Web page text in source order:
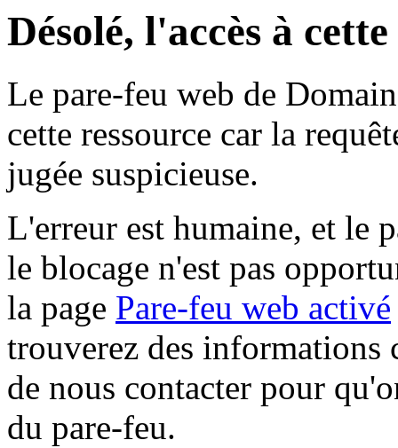
Désolé, l'accès à
Le pare-feu web de
cette ressource car la
jugée suspicieuse.
L'erreur est humaine, et le
le blocage n'est pas
la page Pare-feu web activé
trouverez des informations
de nous contacter pour
du pare-feu.